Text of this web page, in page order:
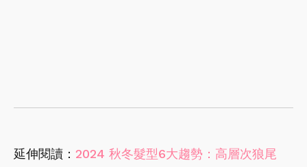
延伸閱讀： 2024 秋冬髮型6大趨勢：高層次狼尾